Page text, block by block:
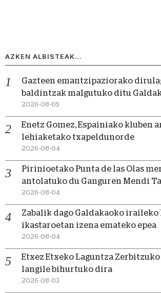
AZKEN ALBISTEAK…
Gazteen emantzipaziorako
baldintzak malgutuko ditu
2026-08-05
Enetz Gomez, Espainiako kluben
lehiaketako txapeldunorde
2026-08-04
Pirinioetako Punta de las Olas
antolatuko du Ganguren Mendi
2026-08-04
Zabalik dago Galdakaoko
ikastaroetan izena emateko epea
2026-08-04
Etxez Etxeko Laguntza
langile bihurtuko dira
2026-08-03